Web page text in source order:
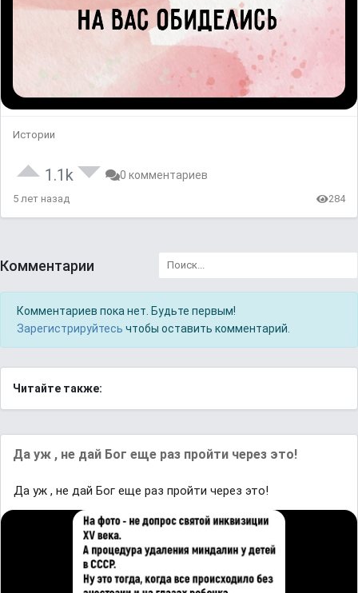
Истории
1.1k 0 комментариев
5 лет назад 284
Комментарии
Комментариев пока нет. Будьте первым!
Зарегистрируйтесь чтобы оставить комментарий.
Читайте также:
Да уж , не дай Бог еще раз пройти через это!
Да уж , не дай Бог еще раз пройти через это!